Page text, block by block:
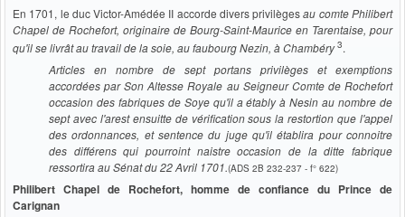
En 1701, le duc Victor-Amédée II accorde divers privilègesau comte Philibert
Chapel de Rochefort, originaire de Bourg-Saint-Maurice en Tarentaise, pour
qu'il se livrât au travail de la soie, au faubourg Nezin, à Chambéry 3.
Articles en nombre de sept portans privilèges et exemptions
accordées par Son Altesse Royale au Seigneur Comte de Rochefort
occasion des fabriques de Soye qu'il a étably à Nesin au nombre de
sept avec l'arest ensuitte de vérification sous la restortion que l'appel
des ordonnances, et sentence du juge qu'il établira pour connoitre
des différens qui pourroint naistre occasion de la ditte fabrique
ressortira au Sénat du 22 Avril 1701.(ADS 2B 232-237 - f° 622)
Philibert Chapel de Rochefort, homme de confiance du Prince de
Carignan